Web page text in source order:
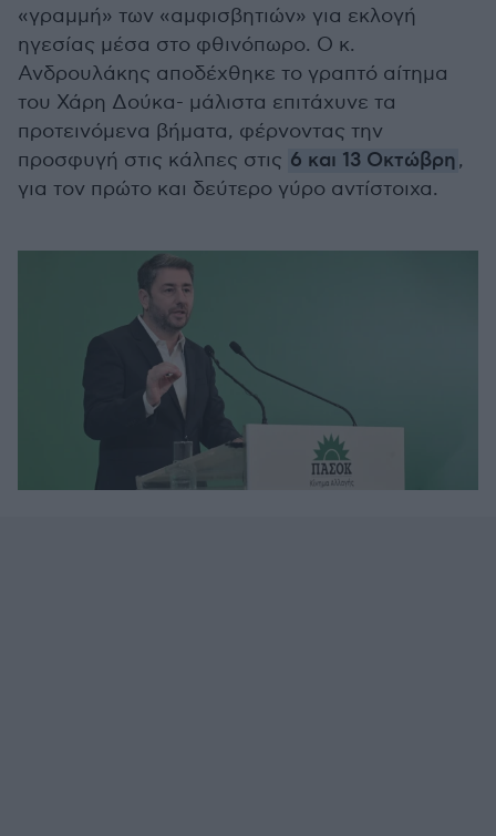
«γραμμή» των «αμφισβητιών» για εκλογή
ηγεσίας μέσα στο φθινόπωρο. Ο κ.
Ανδρουλάκης αποδέχθηκε το γραπτό αίτημα
του Χάρη Δούκα- μάλιστα επιτάχυνε τα
προτεινόμενα βήματα, φέρνοντας την
προσφυγή στις κάλπες στις 6 και 13 Οκτώβρη,
για τον πρώτο και δεύτερο γύρο αντίστοιχα.